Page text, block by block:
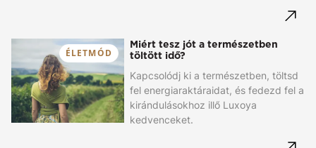
ÉLETMÓD
Miért tesz jót a természetben
töltött idő?
Kapcsolódj ki a természetben, töltsd
fel energiaraktáraidat, és fedezd fel a
kirándulásokhoz illő Luxoya
kedvenceket.